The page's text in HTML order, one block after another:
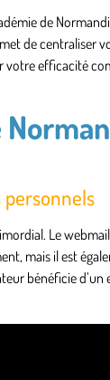
de
de centraliser
efficacité
personnels
Le
mais il est
bénéficie